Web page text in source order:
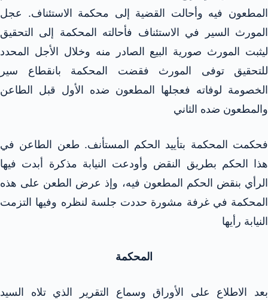
المطعون فيه وأحالت القضية إلى محكمة الاستئناف. عجل
المورث السير في الاستئناف فأحالته المحكمة إلى التحقيق
ليثبت المورث صورية البيع الصادر منه وخلال الأجل المحدد
للتحقيق توفى المورث فقضت المحكمة بانقطاع سير
الخصومة لوفاته فعجلها المطعون ضده الأول قبل الطاعن
والمطعون ضده الثاني
فحكمت المحكمة بتأييد الحكم المستأنف. طعن الطاعن في
هذا الحكم بطريق النقض وأودعت النيابة مذكرة أبدت فيها
الرأي بنقض الحكم المطعون فيه، وإذ عرض الطعن على هذه
المحكمة في غرفة مشورة حددت جلسة لنظره وفيها التزمت
النيابة رأيها
المحكمة
بعد الاطلاع على الأوراق وسماع التقرير الذي تلاه السيد